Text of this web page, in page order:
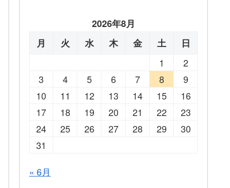
2026年8月
月
火 水 木 金 土
日
1
2
3
4 5 6 7 8
9
10
11 12 13 14 15
16
17
18 19 20 21 22
23
24
25 26 27 28 29
30
31
« 6月